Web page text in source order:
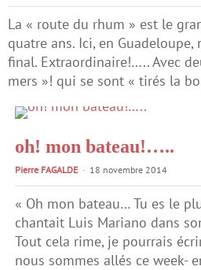
La « route du rhum » est le
quatre ans. Ici, en
final. Extraordinaire!….. Avec
mers »! qui se sont « tirés la
oh! mon bateau!…..
Pierre FAGALDE 18 novembre 2014
« Oh mon bateau… Tu es le
chantait Luis Mariano dans
Tout cela rime, je pourrais
nous sommes allés ce week-